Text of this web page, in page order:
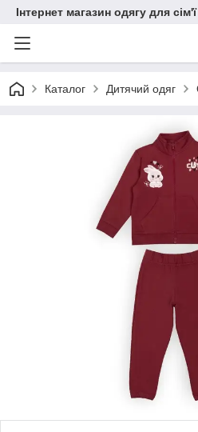
Інтернет магазин одягу для
Каталог Дитячий одяг